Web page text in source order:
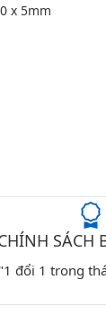
x 5mm
SÁCH
"1 đổi 1 trong